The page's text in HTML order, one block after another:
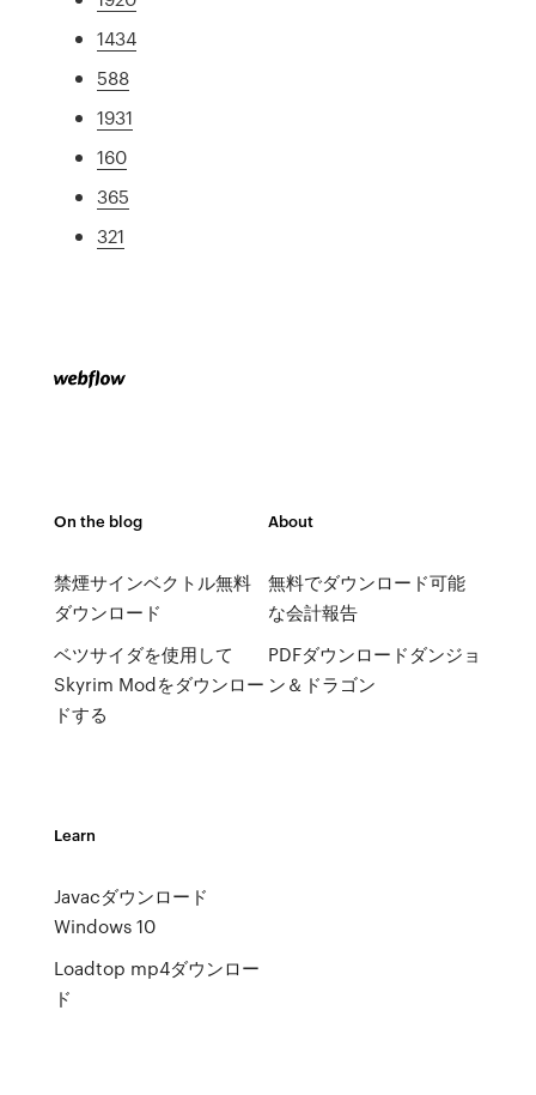
1434
588
1931
160
365
321
On the blog
禁煙サインベクトル無料
ダウンロード
ベツサイダを使用して
Skyrim Modをダウンロー
ドする
About
無料でダウンロード可能
な会計報告
PDFダウンロードダンジョ
ン＆ドラゴン
Learn
Javacダウンロード
Windows 10
Loadtop mp4ダウンロー
ド